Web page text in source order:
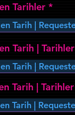
Tarihler *r
e
q
u
i
r
e
d
Tarih | Tarihler
Tarih | Tarihler